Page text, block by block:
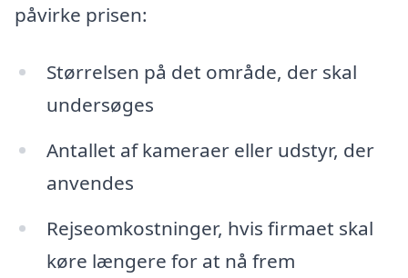
påvirke prisen:
Størrelsen på det område, der skal
undersøges
Antallet af kameraer eller udstyr, der
anvendes
Rejseomkostninger, hvis firmaet skal
køre længere for at nå frem